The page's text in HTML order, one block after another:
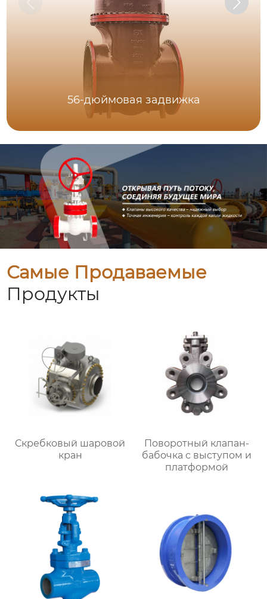
56-дюймовая задвижка
Самые Продаваемые
Продукты
Скребковый шаровой
кран
Поворотный клапан-
бабочка с выступом и
платформой